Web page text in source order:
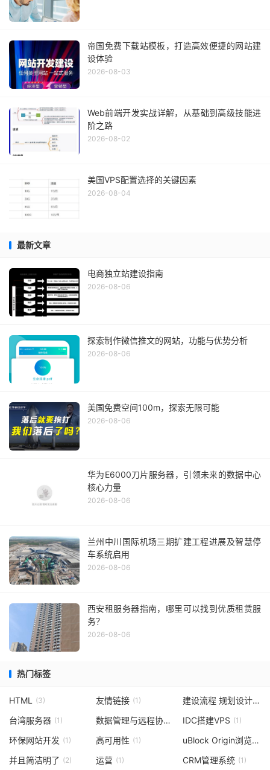
帝国免费下载站模板，打造高效便捷的网站建
设体验
2026-08-03
Web前端开发实战详解，从基础到高级技能进
阶之路
2026-08-02
美国VPS配置选择的关键因素
2026-08-04
最新文章
电商独立站建设指南
2026-08-06
探索制作微信推文的网站，功能与优势分析
2026-08-06
美国免费空间100m，探索无限可能
2026-08-06
华为E6000刀片服务器，引领未来的数据中心
核心力量
2026-08-06
兰州中川国际机场三期扩建工程进展及智慧停
车系统启用
2026-08-06
西安租服务器指南，哪里可以找到优质租赁服
务？
2026-08-06
热门标签
HTML (3) 友情链接 (1)
建设流程 规划设计 技术实现
台湾服务器 (1) 数据管理与远程协作工具 (1)
IDC搭建VPS (1)
环保网站开发 (1) 高可用性 (1)
uBlock Origin浏览器扩展
并且简洁明了 (2) 运营 (1) CRM管理系统 (1)